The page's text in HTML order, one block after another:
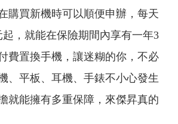
購買新機時可以順便申辦，每天
，就能在保險期間內享有一年3
費置換手機，讓迷糊的你，不必
、平板、耳機、手錶不小心發生
就能擁有多重保障，來傑昇真的